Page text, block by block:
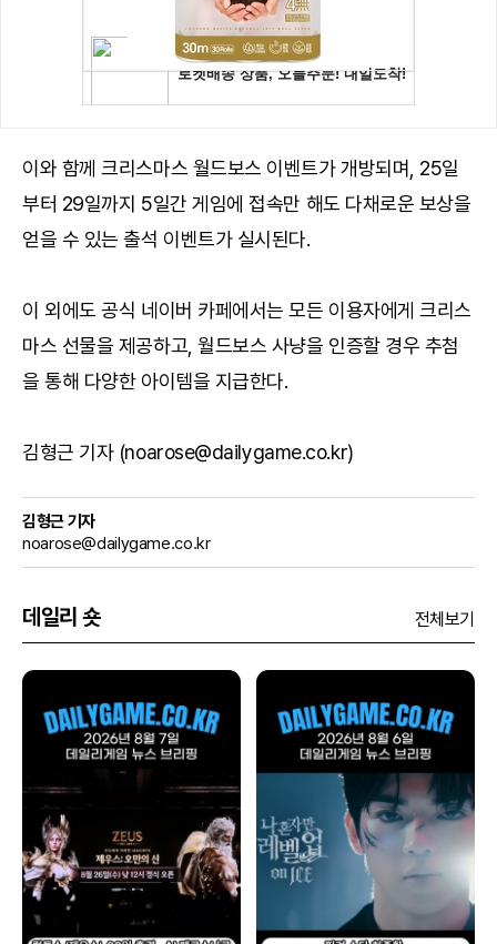
이와 함께 크리스마스 월드보스 이벤트가 개방되며, 25일
부터 29일까지 5일간 게임에 접속만 해도 다채로운 보상을
얻을 수 있는 출석 이벤트가 실시된다.
이 외에도 공식 네이버 카페에서는 모든 이용자에게 크리스
마스 선물을 제공하고, 월드보스 사냥을 인증할 경우 추첨
을 통해 다양한 아이템을 지급한다.
김형근 기자 (noarose@dailygame.co.kr)
김형근 기자
noarose@dailygame.co.kr
데일리 숏 전체보기